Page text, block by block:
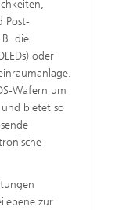
Post-
B. die
oder
Wafern um
bietet so
zur